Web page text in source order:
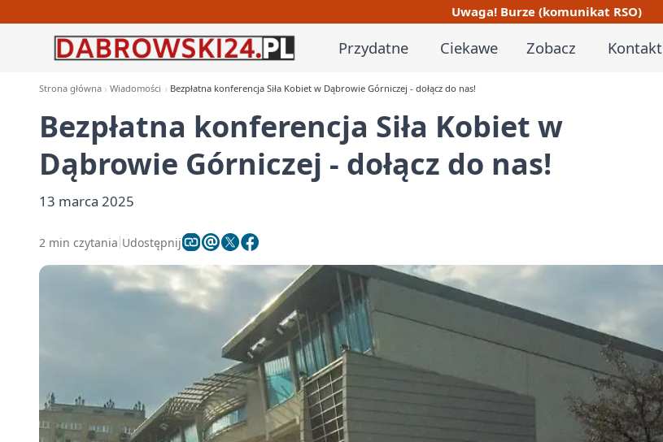
Uwaga! Burze (komunikat RSO)
Przydatne Ciekawe Zobacz Kontakt
Strona główna Wiadomości Bezpłatna konferencja Siła Kobiet w Dąbrowie Górniczej - dołącz do nas!
Bezpłatna konferencja Siła Kobiet w
Dąbrowie Górniczej - dołącz do nas!
13 marca 2025
2 min czytania Udostępnij